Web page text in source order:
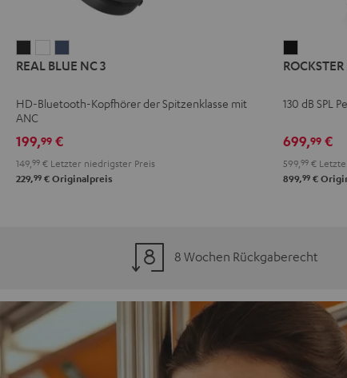
BLUE
3
Night
Black
BLUE
3
White
BLUE
3
REAL BLUE NC 3
HD-Bluetooth-Kopfhörer der Spitzenklasse mit
ANC
199,99 €
149, 99 € Letzter niedrigster Preis
229,99 € Originalpreis
NEO
130 dB SPL
699,99€
599, 99€
899,99€
8 Wochen Rückgaberecht